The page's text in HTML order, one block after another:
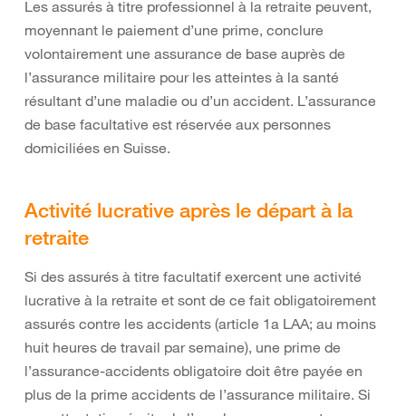
Les assurés à titre professionnel à la retraite peuvent,
moyennant le paiement d’une prime, conclure
volontairement une assurance de base auprès de
l’assurance militaire pour les atteintes à la santé
résultant d’une maladie ou d’un accident. L’assurance
de base facultative est réservée aux personnes
domiciliées en Suisse.
Activité lucrative après le départ à la
retraite
Si des assurés à titre facultatif exercent une activité
lucrative à la retraite et sont de ce fait obligatoirement
assurés contre les accidents (article 1a LAA; au moins
huit heures de travail par semaine), une prime de
l’assurance-accidents obligatoire doit être payée en
plus de la prime accidents de l’assurance militaire. Si